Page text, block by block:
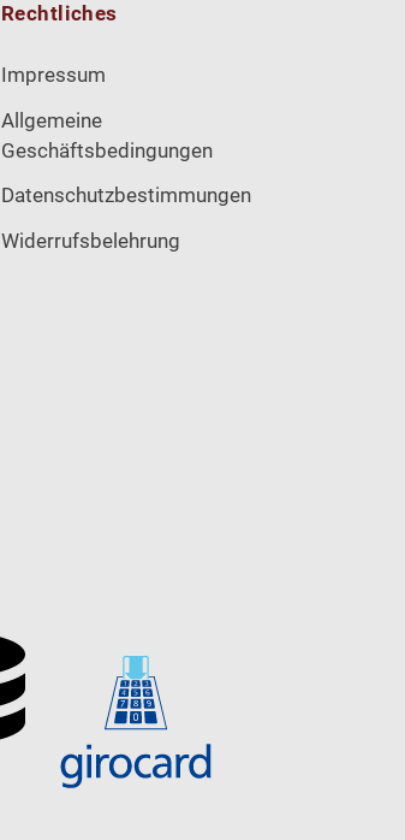
Rechtliches
Impressum
Allgemeine
Geschäftsbedingungen
Datenschutzbestimmungen
Widerrufsbelehrung